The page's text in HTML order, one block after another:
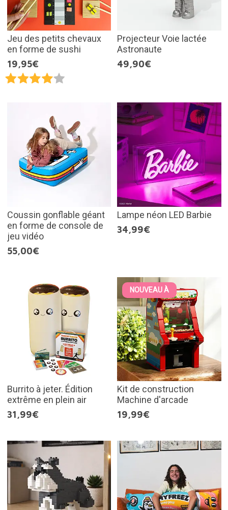
Jeu des petits chevaux
en forme de sushi
19,95€
Projecteur Voie lactée
Astronaute
49,90€
Coussin gonflable géant
en forme de console de
jeu vidéo
55,00€
Lampe néon LED Barbie
34,99€
Burrito à jeter. Édition
extrême en plein air
31,99€
NOUVEAU À
Kit de construction
Machine d'arcade
19,99€